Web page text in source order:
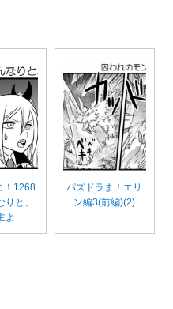
！1268
と、
よ
パズドラま！エリ
ン編3(前編)(2)